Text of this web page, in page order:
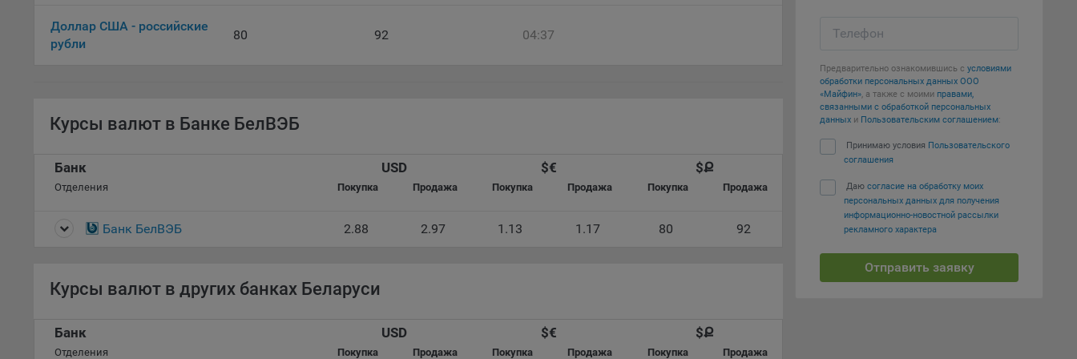
указанных в пункте 3 Политики, при их посещении для отражения действий,
На сайтах используются как файлы cookie первой стороны (устанавливаемые
сайтами, которые посещает пользователь), так и сторонние файлы cookie
Общество обрабатывает обезличенные данные пользователей сайта
пользователей на сайте, улучшения качества сайта и его содержания.
Общество обрабатывает обезличенные данные о пользователе в случае, если
файлов cookie и использование технологии JavaScript).
Доллар США - российские
рубли
80 92 04:37
Курсы валют в Банке БелВЭБ
Банк USD $€ $Ք
Отделения Покупка Продажа Покупка Продажа Покупка Продажа
Банк БелВЭБ 2.88 2.97 1.13 1.17 80 92
Курсы валют в других банках Беларуси
Банк USD $€ $Ք
Отделения Покупка Продажа Покупка Продажа Покупка Продажа
Телефон
Предварительно ознакомившись с условиями
обработки персональных данных ООО
«Майфин», а также с моими правами,
связанными с обработкой персональных
данных и Пользовательским соглашением:
Принимаю условия Пользовательского
соглашения
Даю согласие на обработку моих
персональных данных для получения
информационно-новостной рассылки
рекламного характера
Отправить заявку